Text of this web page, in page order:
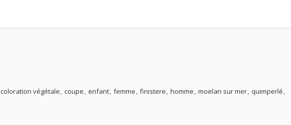
coloration végétale coupe enfant femme finistere homme moelan sur mer quimperlé